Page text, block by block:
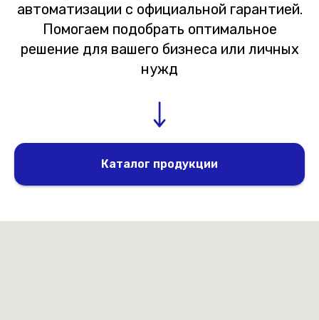
автоматизации с официальной гарантией.
Помогаем подобрать оптимальное
решение для вашего бизнеса или личных
нужд
Каталог продукции